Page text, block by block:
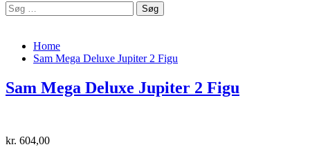
Søg
efter:
Home
Sam Mega Deluxe Jupiter 2 Figu
Sam Mega Deluxe Jupiter 2 Figu
kr. 604,00